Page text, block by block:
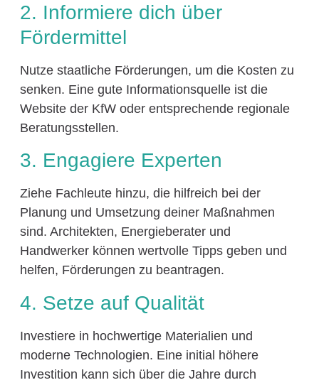
2. Informiere dich über
Fördermittel
Nutze staatliche Förderungen, um die Kosten zu
senken. Eine gute Informationsquelle ist die
Website der KfW oder entsprechende regionale
Beratungsstellen.
3. Engagiere Experten
Ziehe Fachleute hinzu, die hilfreich bei der
Planung und Umsetzung deiner Maßnahmen
sind. Architekten, Energieberater und
Handwerker können wertvolle Tipps geben und
helfen, Förderungen zu beantragen.
4. Setze auf Qualität
Investiere in hochwertige Materialien und
moderne Technologien. Eine initial höhere
Investition kann sich über die Jahre durch